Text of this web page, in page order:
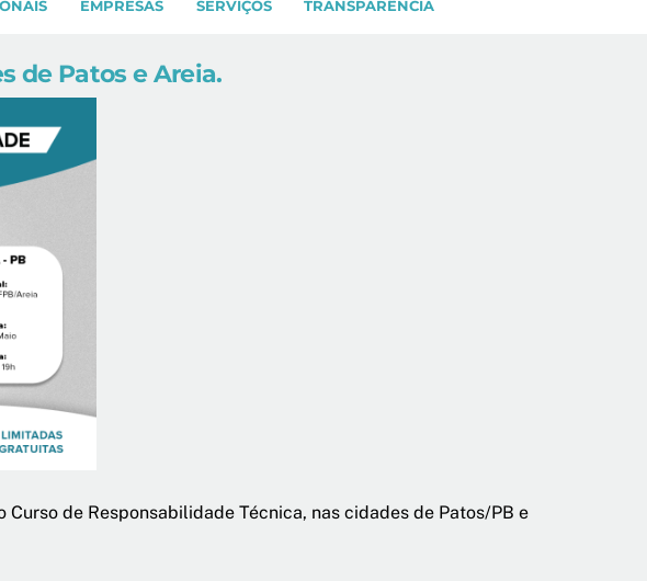
EMPRESAS SERVIÇOS TRANSPARÊNCIA
de Patos e Areia.
de Responsabilidade Técnica, nas cidades de Patos/PB e